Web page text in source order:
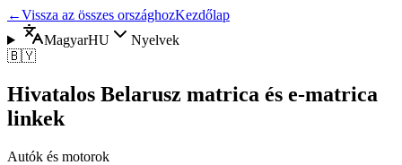
←Vissza az összes országhozKezdőlap
MagyarHU
Nyelvek
🇧🇾
Hivatalos Belarusz matrica és e-matrica
linkek
Autók és motorok